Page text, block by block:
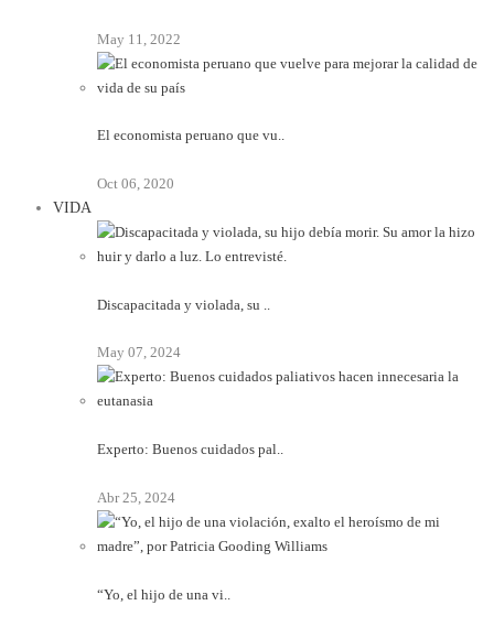
May 11, 2022
El economista peruano que vu..
Oct 06, 2020
VIDA
Discapacitada y violada, su ..
May 07, 2024
Experto: Buenos cuidados pal..
Abr 25, 2024
“Yo, el hijo de una vi..